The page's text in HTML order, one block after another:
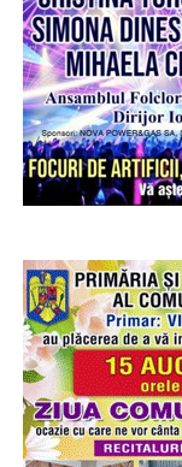
Urmărește